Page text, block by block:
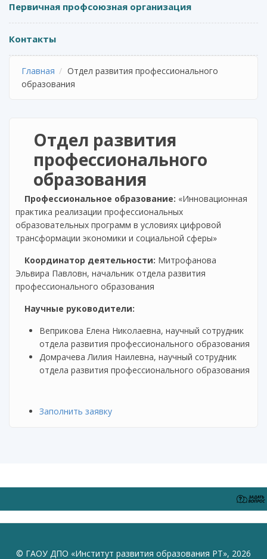
Первичная профсоюзная организация
Контакты
Главная
Отдел развития профессионального
образования
Отдел развития
профессионального
образования
Профессиональное образование: «Инновационная
практика реализации профессиональных
образовательных программ в условиях цифровой
трансформации экономики и социальной сферы»
Координатор деятельности: Митрофанова
Эльвира Павловн, начальник отдела развития
профессионального образования
Научные руководители:
Веприкова Елена Николаевна, научный сотрудник
отдела развития профессионального образования
Домрачева Лилия Наилевна, научный сотрудник
отдела развития профессионального образования
Заполнить заявку
© ГАОУ ДПО «Институт развития образования РТ», 2026